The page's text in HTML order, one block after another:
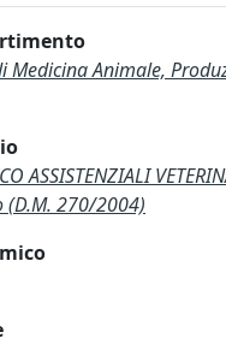
Medicina Animale,
ASSISTENZIALI
(D.M. 270/2004)